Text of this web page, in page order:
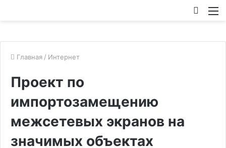
Главная / Интернет
Проект по
импортозамещению
межсетевых экранов на
значимых объектах